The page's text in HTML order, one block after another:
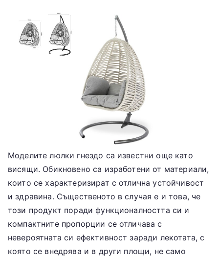
Моделите люлки гнездо са известни още като
висящи. Обикновено са изработени от материали,
които се характеризират с отлична устойчивост
и здравина. Същественото в случая е и това, че
този продукт поради функционалността си и
компактните пропорции се отличава с
невероятната си ефективност заради лекотата, с
която се внедрява и в други площи, не само